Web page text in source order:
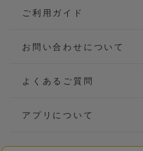
ご利用ガイド
お問い合わせについて
よくあるご質問
アプリについて